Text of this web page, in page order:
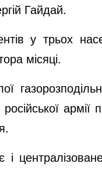
Гайдай.
у трьох
місяці.
армії